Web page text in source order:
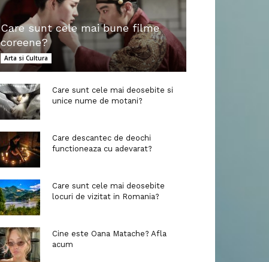
Care sunt cele mai bune filme
coreene?
Arta si Cultura
Care sunt cele mai deosebite si
unice nume de motani?
Care descantec de deochi
functioneaza cu adevarat?
Care sunt cele mai deosebite
locuri de vizitat in Romania?
Cine este Oana Matache? Afla
acum